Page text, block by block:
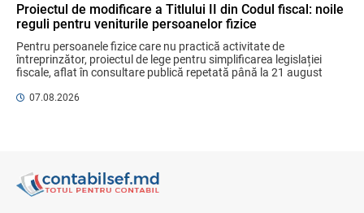
Bunurile și banii confiscați vor fi utilizați
în scopuri sociale și în interes public
06.08.2026 Guvernul RM
Proiectul de modificare a Titlului II din Codul fiscal: noile
reguli pentru veniturile persoanelor fizice
Pentru persoanele fizice care nu practică activitate de
întreprinzător, proiectul de lege pentru simplificarea legislației
fiscale, aflat în consultare publică repetată până la 21 august
07.08.2026